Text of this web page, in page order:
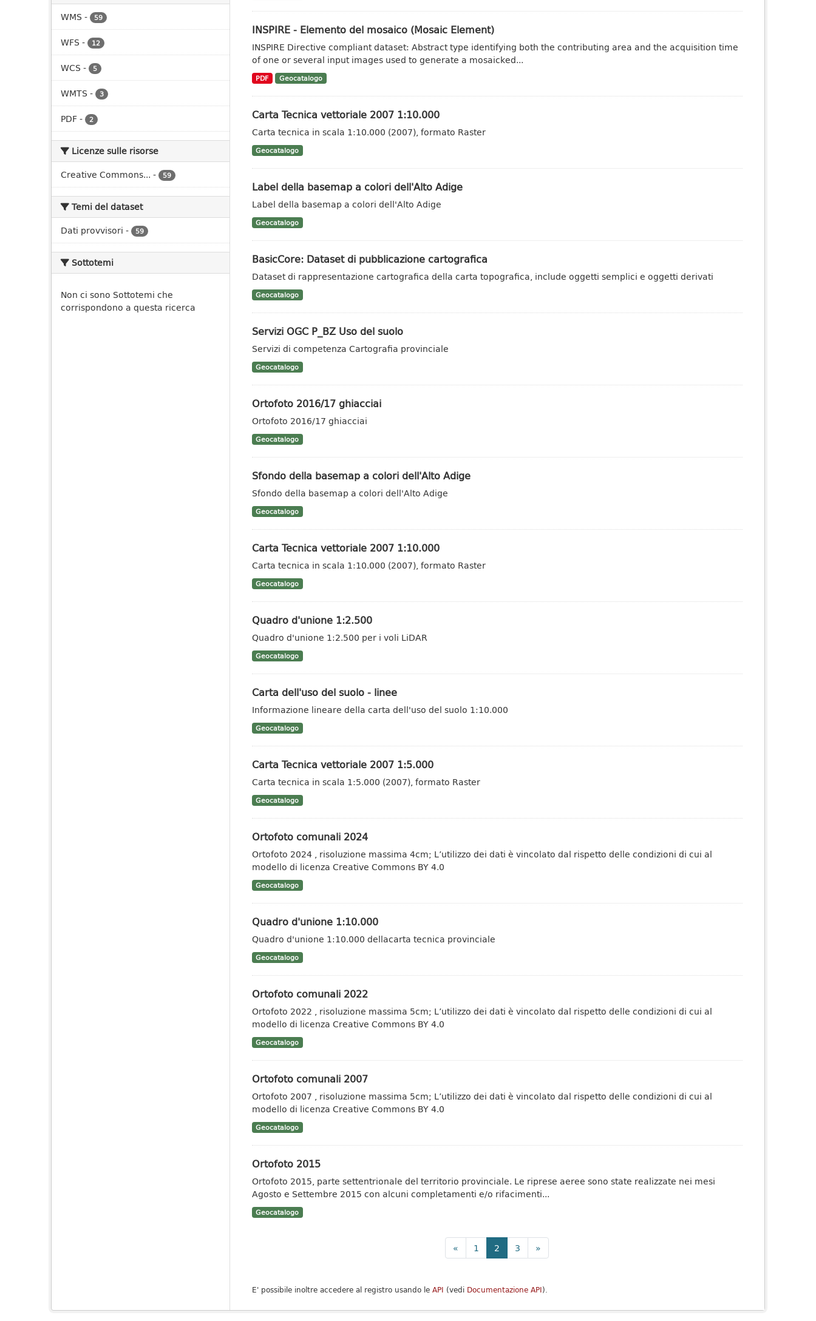
WMS - 59
WFS - 12
WCS - 5
WMTS - 3
PDF- 2
Licenze sulle risorse
Creative Commons... - 59
Temi del dataset
Dati provvisori - 59
Sottotemi
Non ci sono Sottotemi che
corrispondono a questa ricerca
INSPIRE - Elemento del mosaico (Mosaic Element)
INSPIRE Directive compliant dataset: Abstract type identifying both the contributing area and the acquisition time
of one or several input images used to generate a mosaicked...
PDF Geocatalogo
Carta Tecnica vettoriale 2007 1:10.000
Carta tecnica in scala 1:10.000 (2007), formato Raster
Geocatalogo
Label della basemap a colori dell'Alto Adige
Label della basemap a colori dell'Alto Adige
Geocatalogo
BasicCore: Dataset di pubblicazione cartografica
Dataset di rappresentazione cartografica della carta topografica, include oggetti semplici e oggetti derivati
Geocatalogo
Servizi OGC P_BZ Uso del suolo
Servizi di competenza Cartografia provinciale
Geocatalogo
Ortofoto 2016/17 ghiacciai
Ortofoto 2016/17 ghiacciai
Geocatalogo
Sfondo della basemap a colori dell'Alto Adige
Sfondo della basemap a colori dell'Alto Adige
Geocatalogo
Carta Tecnica vettoriale 2007 1:10.000
Carta tecnica in scala 1:10.000 (2007), formato Raster
Geocatalogo
Quadro d'unione 1:2.500
Quadro d'unione 1:2.500 per i voli LiDAR
Geocatalogo
Carta dell'uso del suolo - linee
Informazione lineare della carta dell'uso del suolo 1:10.000
Geocatalogo
Carta Tecnica vettoriale 2007 1:5.000
Carta tecnica in scala 1:5.000 (2007), formato Raster
Geocatalogo
Ortofoto comunali 2024
Ortofoto 2024 , risoluzione massima 4cm; L’utilizzo dei dati è vincolato dal rispetto delle condizioni di cui al
modello di licenza Creative Commons BY 4.0
Geocatalogo
Quadro d'unione 1:10.000
Quadro d'unione 1:10.000 dellacarta tecnica provinciale
Geocatalogo
Ortofoto comunali 2022
Ortofoto 2022 , risoluzione massima 5cm; L’utilizzo dei dati è vincolato dal rispetto delle condizioni di cui al
modello di licenza Creative Commons BY 4.0
Geocatalogo
Ortofoto comunali 2007
Ortofoto 2007 , risoluzione massima 5cm; L’utilizzo dei dati è vincolato dal rispetto delle condizioni di cui al
modello di licenza Creative Commons BY 4.0
Geocatalogo
Ortofoto 2015
Ortofoto 2015, parte settentrionale del territorio provinciale. Le riprese aeree sono state realizzate nei mesi
Agosto e Settembre 2015 con alcuni completamenti e/o rifacimenti...
Geocatalogo
« 1 2 3 »
E' possibile inoltre accedere al registro usando le API (vedi Documentazione API).